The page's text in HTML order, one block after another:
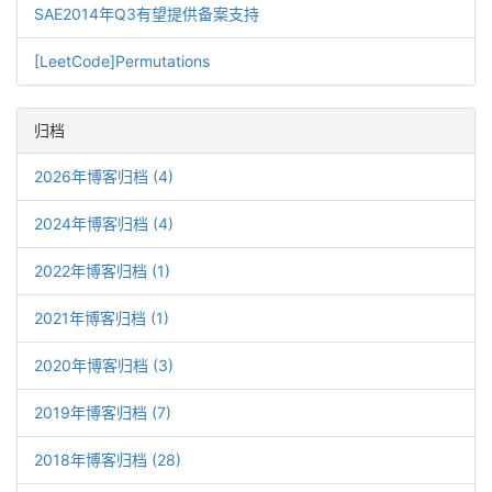
SAE2014年Q3有望提供备案支持
[LeetCode]Permutations
归档
2026年博客归档 (4)
2024年博客归档 (4)
2022年博客归档 (1)
2021年博客归档 (1)
2020年博客归档 (3)
2019年博客归档 (7)
2018年博客归档 (28)